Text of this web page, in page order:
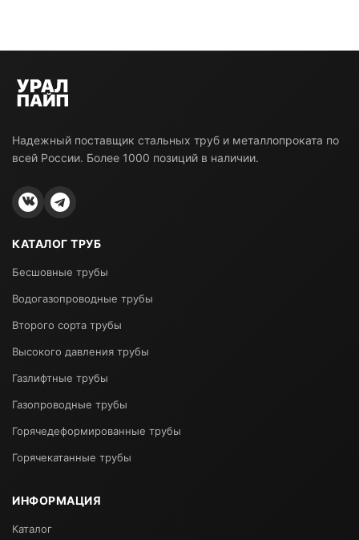
Надежный поставщик стальных труб и металлопроката по
всей России. Более 1000 позиций в наличии.
КАТАЛОГ ТРУБ
Бесшовные трубы
Водогазопроводные трубы
Второго сорта трубы
Высокого давления трубы
Газлифтные трубы
Газопроводные трубы
Горячедеформированные трубы
Горячекатанные трубы
ИНФОРМАЦИЯ
Каталог